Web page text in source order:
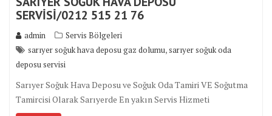
SERVİSİ/0212 515 21 76
admin
Servis Bölgeleri
sarıyer soğuk hava deposu gaz dolumu,sarıyer soğuk oda
deposu servisi
Sarıyer Soğuk Hava Deposu ve Soğuk Oda Tamiri VE Soğutma
Tamircisi Olarak Sarıyerde En yakın Servis Hizmeti